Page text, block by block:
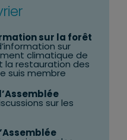
sur la forêt
sur
climatique de
la restauration des
suis membre
sur les